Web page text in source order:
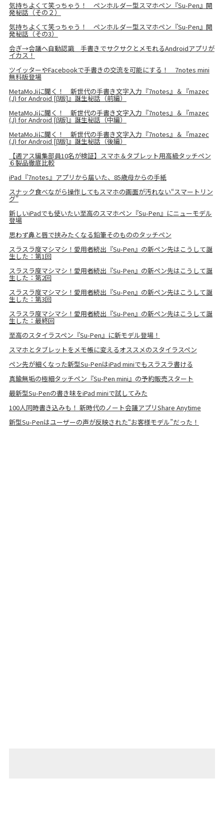
気持ちよくて笑っちゃう！ ペンホルダー型スマホペン『Su-Pen』開
発秘話（その２）
気持ちよくて笑っちゃう！ ペンホルダー型スマホペン『Su-Pen』開
発秘話（その3）
会ぎ→会議へ自動認識 手書きでサクサクとメモれるAndroidアプリが
イカス！
ツイッターやFacebookで手書きの交流を可能にする！ 7notes mini
無料版登場
MetaMoJiに聞く！ 新世代の手書き文字入力『7notes』＆『mazec
(J) for Android [β版]』誕生秘話（前編）
MetaMoJiに聞く！ 新世代の手書き文字入力『7notes』＆『mazec
(J) for Android [β版]』誕生秘話（中編）
MetaMoJiに聞く！ 新世代の手書き文字入力『7notes』＆『mazec
(J) for Android [β版]』誕生秘話（後編）
【週アス編集部員10名が検証】スマホ＆タブレット用高級タッチペン
６製品徹底比較
iPad『7notes』アプリから届いた、85歳母からの手紙
スナック食べながら操作してもスマホの画面が汚れない“スマートリン
グ”
新しいiPadでも使いたい至高のスマホペン『Su-Pen』にニューモデル
登場
思わず鼻と唇で挟みたくなる鉛筆そのもののタッチペン
スラスラ度マシマシ！愛用者続出『Su-Pen』の新ペン先はこうして誕
生した：第1回
スラスラ度マシマシ！愛用者続出『Su-Pen』の新ペン先はこうして誕
生した：第2回
スラスラ度マシマシ！愛用者続出『Su-Pen』の新ペン先はこうして誕
生した：第3回
スラスラ度マシマシ！愛用者続出『Su-Pen』の新ペン先はこうして誕
生した：最終回
至高のスタイラスペン『Su-Pen』に新モデル登場！
スマホとタブレットをメモ帳に変えるオススメのスタイラスペン
ペン先が細くなった新型Su-PenはiPad miniでもスラスラ書ける
真鍮無垢の極細タッチペン『Su-Pen mini』の予約販売スタート
最新型Su-Penの書き味をiPad miniで試してみた
100人同時書き込みも！ 新時代のノート会議アプリShare Anytime
新型Su-Penはユーザーの声が反映された“お客様モデル”だった！